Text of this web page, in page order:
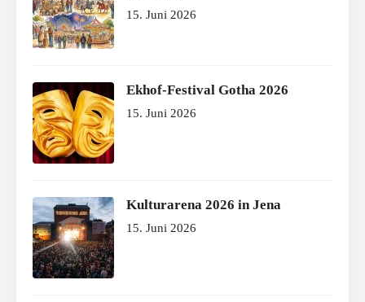
15. Juni 2026
Ekhof-Festival Gotha 2026
15. Juni 2026
Kulturarena 2026 in Jena
15. Juni 2026